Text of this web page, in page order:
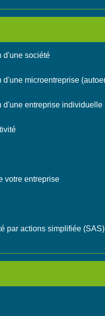
d'une société
microentreprise
d'une entreprise individuelle
votre entreprise
par actions simplifiée (SAS)